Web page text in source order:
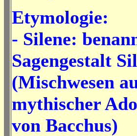
Etymologie:
- Silene:
Sagengestalt
(Mischwesen
mythischer
von Bacchus)